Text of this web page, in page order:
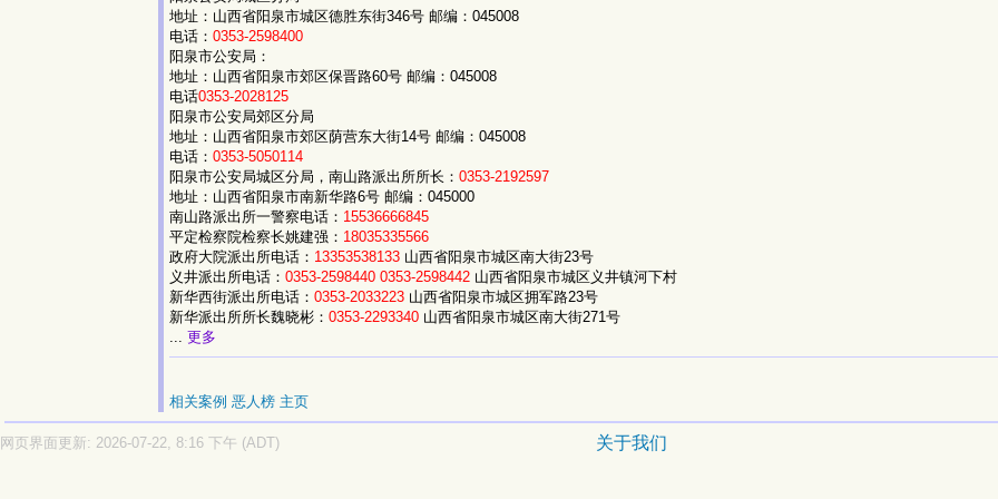
地址：山西省阳泉市城区德胜东街346号 邮编：045008
电话： 0353-2598400
阳泉市公安局：
地址：山西省阳泉市郊区保晋路60号 邮编：045008
电话0353-2028125
阳泉市公安局郊区分局
地址：山西省阳泉市郊区荫营东大街14号 邮编：045008
电话： 0353-5050114
阳泉市公安局城区分局，南山路派出所所长： 0353-2192597
地址：山西省阳泉市南新华路6号 邮编：045000
南山路派出所一警察电话： 15536666845
平定检察院检察长姚建强： 18035335566
政府大院派出所电话： 13353538133 山西省阳泉市城区南大街23号
义井派出所电话： 0353-2598440 0353-2598442 山西省阳泉市城区义井镇河下村
新华西街派出所电话： 0353-2033223 山西省阳泉市城区拥军路23号
新华派出所所长魏晓彬： 0353-2293340 山西省阳泉市城区南大街271号
更多
相关案例 恶人榜 主页
网页界面更新: 2026-07-22, 8:16 下午 (ADT) 关于我们